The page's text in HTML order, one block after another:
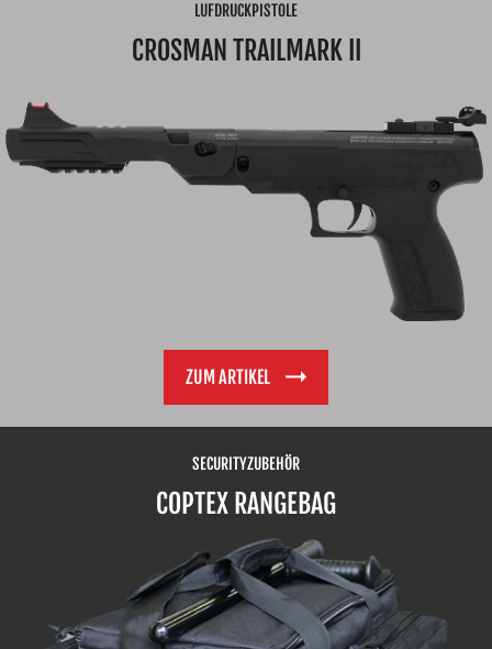
LUFDRUCKPISTOLE
CROSMAN TRAILMARK II
ZUM ARTIKEL
SECURITYZUBEHÖR
COPTEX RANGEBAG